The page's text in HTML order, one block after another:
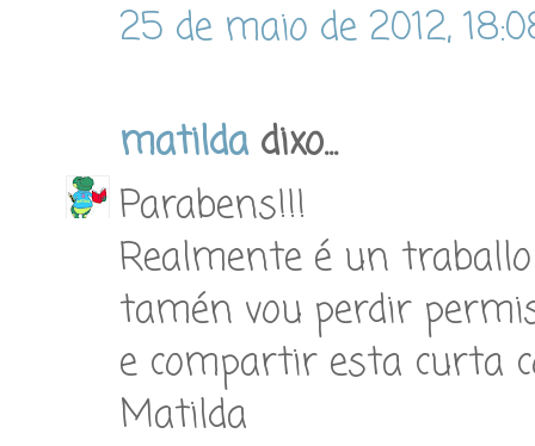
25 de maio de 2012,
matildadixo...
Parabens!!!
Realmente é un
tamén vou perdir
e compartir esta curta
Matilda